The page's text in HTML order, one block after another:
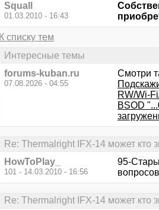
Squall
01.03.2010 - 16:43
К списку тем
Интересные темы
forums-kuban.ru
07.08.2026 - 04:55
Смотри
RW/Wi-
BSOD
Re: Thermalright IFX-14 может кто
HowToPlay_
101 - 14.03.2010 - 16:56
95-
вопросов
Re: Thermalright IFX-14 может кто